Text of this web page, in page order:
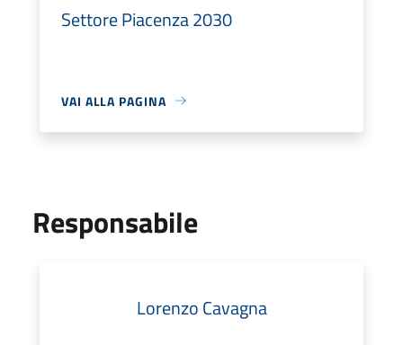
Settore Piacenza 2030
VAI ALLA PAGINA
Responsabile
Lorenzo Cavagna